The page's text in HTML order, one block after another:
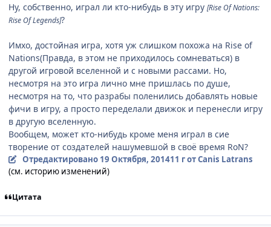
Ну, собственно, играл ли кто-нибудь в эту игру [Rise Of Nations:
Rise Of Legends]?
Имхо, достойная игра, хотя уж слишком похожа на Rise of
Nations(Правда, в этом не приходилось сомневаться) в
другой игровой вселенной и с новыми рассами. Но,
несмотря на это игра лично мне пришлась по душе,
несмотря на то, что разрабы поленились добавлять новые
фичи в игру, а просто переделали движок и перенесли игру
в другую вселенную.
Вообщем, может кто-нибудь кроме меня играл в сие
творение от создателей нашумевшой в своё время RoN?
Отредактировано 19 Октября, 201411 гот Canis Latrans
(см. историю изменений)
Цитата